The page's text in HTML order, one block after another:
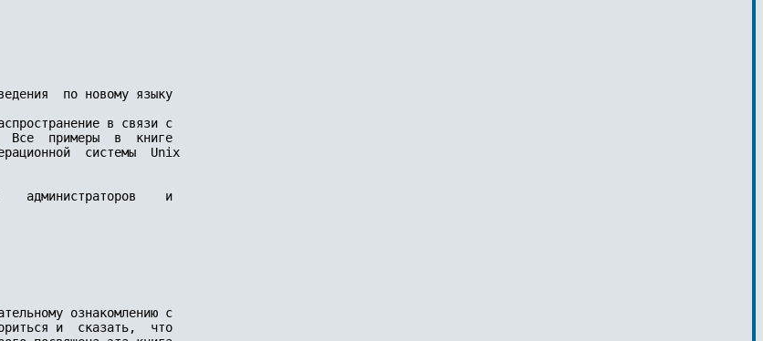
по новому языку
в связи с
Все  примеры  в  книге
системы  Unix
администраторов    и
ознакомлению с
и  сказать,  что